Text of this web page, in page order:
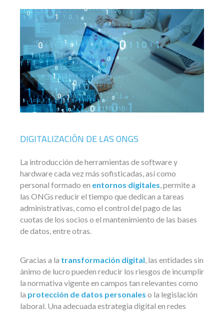
DIGITALIZACIÓN DE LAS ONGS
La introducción de herramientas de software y
hardware cada vez más sofisticadas, así como
personal formado en entornos digitales, permite a
las ONGs reducir el tiempo que dedican a tareas
administrativas, como el control del pago de las
cuotas de los socios o el mantenimiento de las bases
de datos, entre otras.
Gracias a la transformación digital, las entidades sin
ánimo de lucro pueden reducir los riesgos de incumplir
la normativa vigente en campos tan relevantes como
la protección de datos personales o la legislación
laboral. Una adecuada estrategia digital en redes